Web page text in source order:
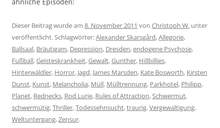
Dieser Beitrag wurde am 8. November 2011 von Christoph W. unter
veröffentlicht. Schlagwörter:Alexander Skarsgård,Allegorie,
Ballsaal, Bräutigam, Depression, Dresden,endogene Psychose,
Fußball,Geisteskrankheit,Gewalt,Gunther, Hillbillies,
Hinterwäldler, Horror, Jagd, James Marsden, Kate Bosworth, Kirsten
Dunst, Kunst, Melancholia, Müll, Mülltrennung, Parkhotel, Philipp,
Planet, Rednecks, Rod Lurie, Rules of Attraction,Schwermut,
schwermütig,Thriller,Todessehnsucht,traurig,Vergewaltigung,
Weltuntergang,Zensur.